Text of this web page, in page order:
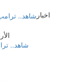
اخبار
الأربعاء 12
شاهد..